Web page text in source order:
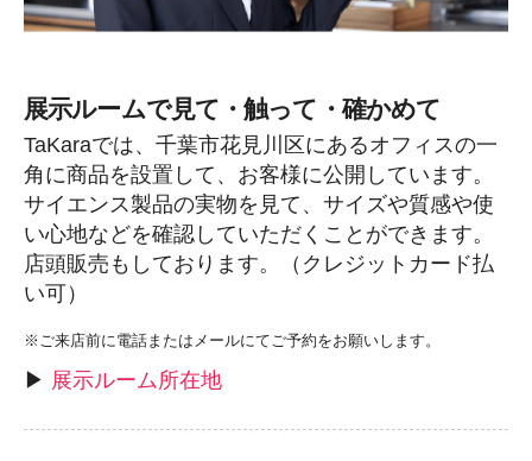
展示ルームで見て・触って・確かめて
TaKaraでは、千葉市花見川区にあるオフィスの一
角に商品を設置して、お客様に公開しています。
サイエンス製品の実物を見て、サイズや質感や使
い心地などを確認していただくことができます。
店頭販売もしております。（クレジットカード払
い可）
※ご来店前に電話またはメールにてご予約をお願いします。
▶ 展示ルーム所在地